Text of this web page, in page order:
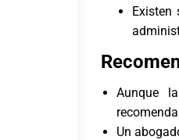
Existen
Aunque
Un